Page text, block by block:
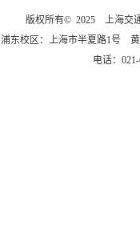
版权所有© 2025 上海交
浦东校区：上海市半夏路1号
电话：